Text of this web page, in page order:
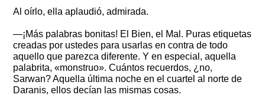
Al oírlo, ella aplaudió, admirada.
—¡Más palabras bonitas! El Bien, el Mal. Puras etiquetas
creadas por ustedes para usarlas en contra de todo
aquello que parezca diferente. Y en especial, aquella
palabrita, «monstruo». Cuántos recuerdos, ¿no,
Sarwan? Aquella última noche en el cuartel al norte de
Daranis, ellos decían las mismas cosas.